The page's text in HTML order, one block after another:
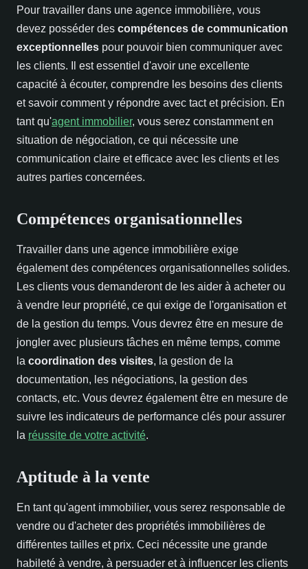
Pour travailler dans une agence immobilière, vous
devez posséder des compétences de communication
exceptionnelles pour pouvoir bien communiquer avec
les clients. Il est essentiel d'avoir une excellente
capacité à écouter, comprendre les besoins des clients
et savoir comment y répondre avec tact et précision. En
tant qu'agent immobilier, vous serez constamment en
situation de négociation, ce qui nécessite une
communication claire et efficace avec les clients et les
autres parties concernées.
Compétences organisationnelles
Travailler dans une agence immobilière exige
également des compétences organisationnelles solides.
Les clients vous demanderont de les aider à acheter ou
à vendre leur propriété, ce qui exige de l'organisation et
de la gestion du temps. Vous devrez être en mesure de
jongler avec plusieurs tâches en même temps, comme
la coordination des visites, la gestion de la
documentation, les négociations, la gestion des
contacts, etc. Vous devrez également être en mesure de
suivre les indicateurs de performance clés pour assurer
la réussite de votre activité.
Aptitude à la vente
En tant qu'agent immobilier, vous serez responsable de
vendre ou d'acheter des propriétés immobilières de
différentes tailles et prix. Ceci nécessite une grande
habileté à vendre, à persuader et à influencer les clients